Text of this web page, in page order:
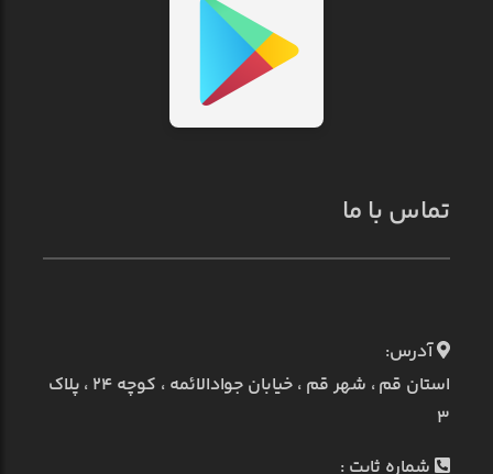
تماس با ما
آدرس:
استان قم ، شهر قم ، خیابان جوادالائمه ، کوچه ۲۴ ، پلاک
۳
شماره ثابت :